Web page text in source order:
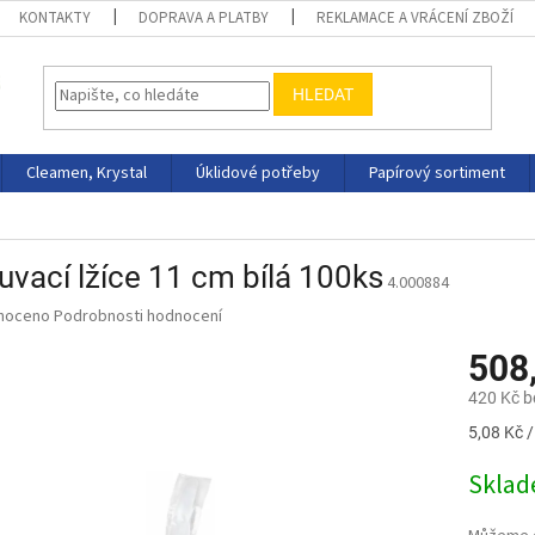
KONTAKTY DOPRAVA A PLATBY REKLAMACE A VRÁCENÍ ZBOŽÍ
HLEDAT
Cleamen, Krystal Úklidové potřeby Papírový sortiment
lžíce 11 cm bílá 100ks 4.000884
Podrobnosti hodnocení
420 Kč
Měrná
5,08 Kč